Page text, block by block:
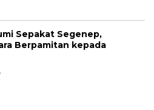
Sepakat Segenep,
Berpamitan kepada